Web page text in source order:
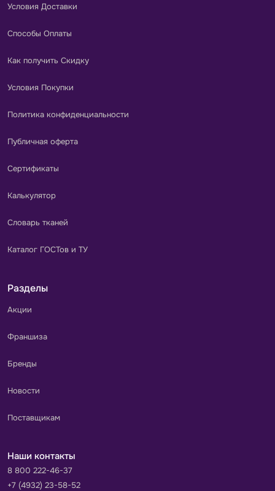
Условия Доставки
Способы Оплаты
Как получить Скидку
Условия Покупки
Политика конфиденциальности
Публичная оферта
Сертификаты
Калькулятор
Словарь тканей
Каталог ГОСТов и ТУ
Разделы
Акции
Франшиза
Бренды
Новости
Поставщикам
Наши контакты
8 800 222-46-37
+7 (4932) 23-58-52